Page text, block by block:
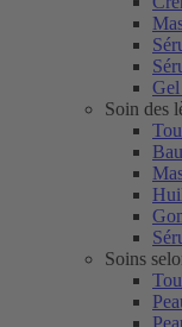
Soin des
Soins